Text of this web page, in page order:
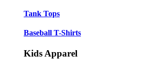
Tank Tops
Baseball T-Shirts
Kids Apparel